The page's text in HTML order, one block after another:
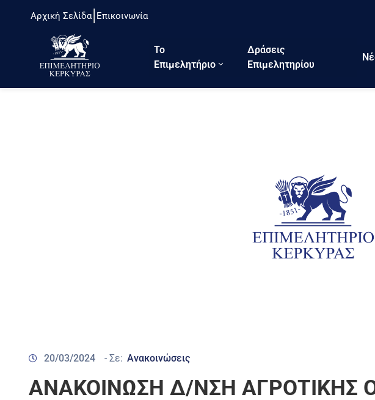
Αρχική Σελίδα Επικοινωνία
Το
Eπιμελητήριο
Δράσεις
Επιμελητηρίου
20/03/2024 - Σε: Ανακοινώσεις
ΑΝΑΚΟΙΝΩΣΗ Δ/ΝΣΗ ΑΓΡΟΤΙΚΗΣ